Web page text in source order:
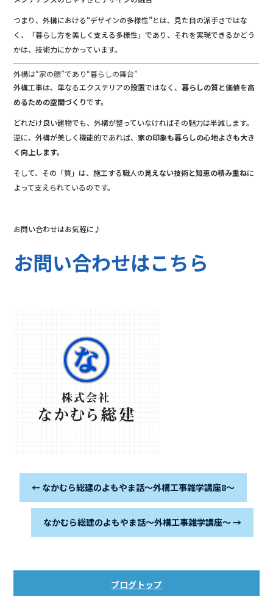
つまり、外構における“デザインの多様性”とは、見た目の派手さではな
く、「暮らし方を美しく支える多様性」であり、それを実現できるかどう
かは、技術力にかかっています。
外構は“家の顔”であり“暮らしの舞台”
外構工事は、単なるエクステリアの設置ではなく、暮らしの質と価値を高
めるための空間づくりです。
どれだけ良い建物でも、外構が整っていなければその魅力は半減します。
逆に、外構が美しく機能的であれば、 家の印象も暮らしの心地よさも大き
く向上します。
そして、その「質」は、施工する職人の見えない技術と知恵の積み重ねに
よって支えられているのです。
お問い合わせはお気軽に♪
お問い合わせはこちら
← なかむら総建のよもやま話～外構工事雑学講座8～
なかむら総建のよもやま話～外構工事雑学講座～→
ブログトップ